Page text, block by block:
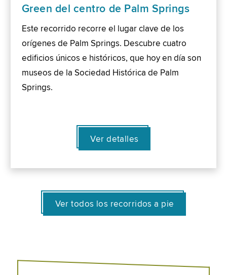
Green del centro de Palm Springs
Este recorrido recorre el lugar clave de los
orígenes de Palm Springs. Descubre cuatro
edificios únicos e históricos, que hoy en día son
museos de la Sociedad Histórica de Palm
Springs.
Ver detalles
Ver todos los recorridos a pie